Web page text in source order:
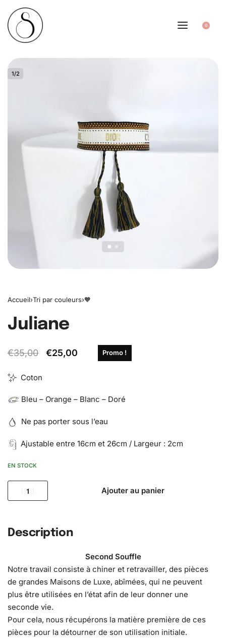
0
1/2
Accueil›Tri par couleurs›🧡
Juliane
€35,00 €25,00 Promo !
Coton
Bleu – Orange – Blanc – Doré
Ne pas porter sous l’eau
Ajustable entre 16cm et 26cm / Largeur : 2cm
EN STOCK
Ajouter au panier
Description
Second Souffle
Notre travail consiste à chiner et retravailler, des pièces
de grandes Maisons de Luxe, abîmées, qui ne peuvent
plus être utilisées en l’état afin de leur donner une
seconde vie.
Pour cela, nous récupérons la matière première de ces
pièces pour la détourner de son utilisation initiale.